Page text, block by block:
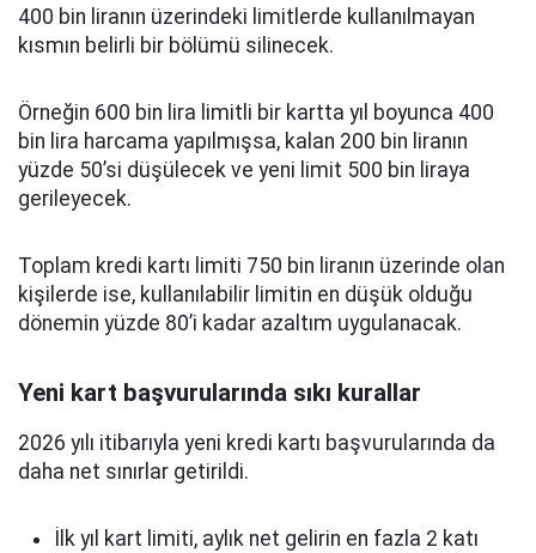
400 bin liranın üzerindeki limitlerde kullanılmayan
kısmın belirli bir bölümü silinecek.
Örneğin 600 bin lira limitli bir kartta yıl boyunca 400
bin lira harcama yapılmışsa, kalan 200 bin liranın
yüzde 50’si düşülecek ve yeni limit 500 bin liraya
gerileyecek.
Toplam kredi kartı limiti 750 bin liranın üzerinde olan
kişilerde ise, kullanılabilir limitin en düşük olduğu
dönemin yüzde 80’i kadar azaltım uygulanacak.
Yeni kart başvurularında sıkı kurallar
2026 yılı itibarıyla yeni kredi kartı başvurularında da
daha net sınırlar getirildi.
İlk yıl kart limiti, aylık net gelirin en fazla 2 katı